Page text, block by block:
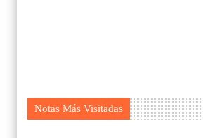
Notas Más Visitadas